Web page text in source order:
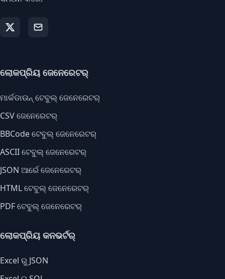
ଲୋକପ୍ରିୟ ଜେନେରେଟର୍
ମାର୍କଡାଉନ୍ ଟେବୁଲ୍ ଜେନେରେଟର୍
CSV ଜେନେରେଟର୍
BBCode ଟେବୁଲ୍ ଜେନେରେଟର୍
ASCII ଟେବୁଲ୍ ଜେନେରେଟର୍
JSON ଆର୍ରେ ଜେନେରେଟର୍
HTML ଟେବୁଲ୍ ଜେନେରେଟର୍
PDF ଟେବୁଲ୍ ଜେନେରେଟର୍
ଲୋକପ୍ରିୟ କନଭର୍ଟର୍
Excel ରୁ JSON